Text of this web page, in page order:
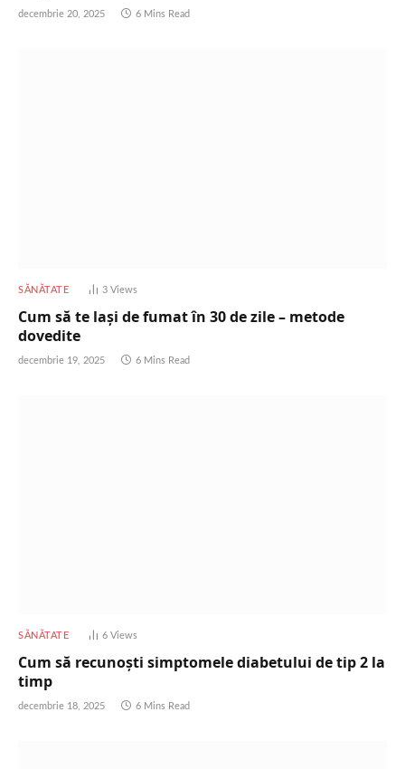
decembrie 20, 2025 6 Mins Read
SĂNĂTATE 3Views
Cum să te lași de fumat în 30 de zile – metode
dovedite
decembrie 19, 2025 6 Mins Read
SĂNĂTATE 6Views
Cum să recunoști simptomele diabetului de tip 2 la
timp
decembrie 18, 2025 6 Mins Read